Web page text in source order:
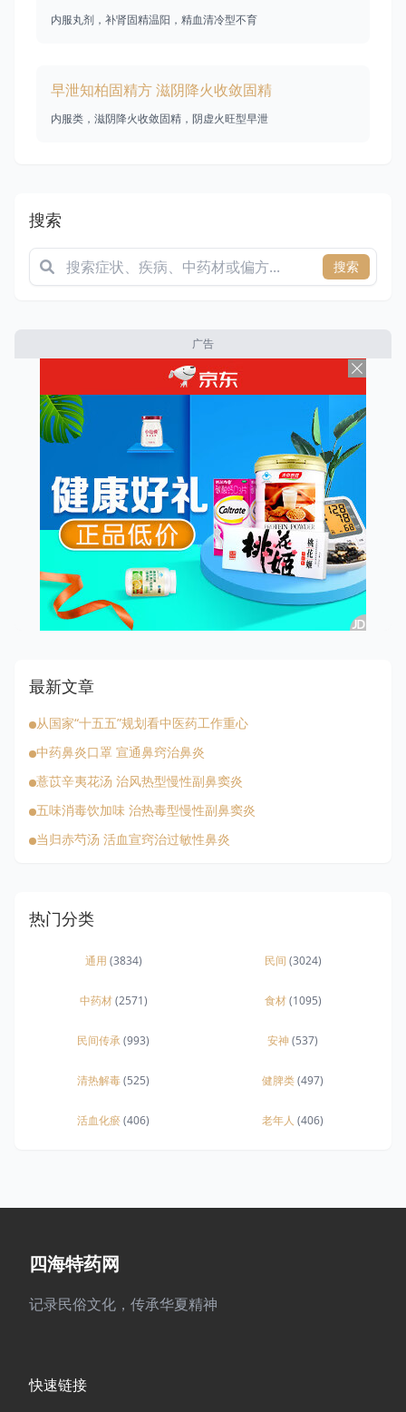
内服丸剂，补肾固精温阳，精血清冷型不育
早泄知柏固精方 滋阴降火收敛固精
内服类，滋阴降火收敛固精，阴虚火旺型早泄
搜索
搜索
广告
最新文章
从国家“十五五”规划看中医药工作重心
中药鼻炎口罩 宣通鼻窍治鼻炎
薏苡辛夷花汤 治风热型慢性副鼻窦炎
五味消毒饮加味 治热毒型慢性副鼻窦炎
当归赤芍汤 活血宣窍治过敏性鼻炎
热门分类
通用 (3834) 民间 (3024)
中药材(2571) 食材(1095)
民间传承(993) 安神(537)
清热解毒(525) 健脾类(497)
活血化瘀(406) 老年人 (406)
四海特药网
记录民俗文化，传承华夏精神
快速链接